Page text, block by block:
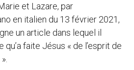
et Lazare, par
en italien du 13 février 2021,
un article dans lequel il
qu’a faite Jésus « de l’esprit de